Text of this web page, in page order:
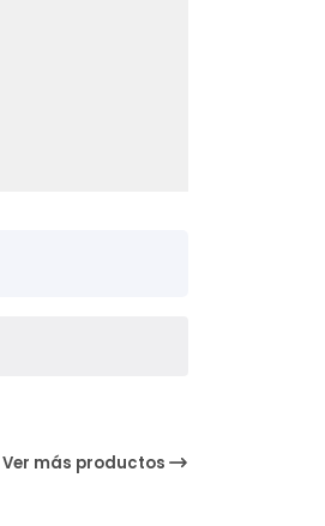
Ver más productos